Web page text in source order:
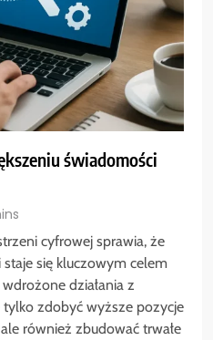
świadomości
cyfrowej sprawia, że
się kluczowym celem
działania z
tylko zdobyć wyższe pozycje
również zbudować trwałe